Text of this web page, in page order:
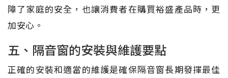
障了家庭的安全，也讓消費者在購買裕盛產品時，更
加安心。
五、隔音窗的安裝與維護要點
正確的安裝和適當的維護是確保隔音窗長期發揮最佳